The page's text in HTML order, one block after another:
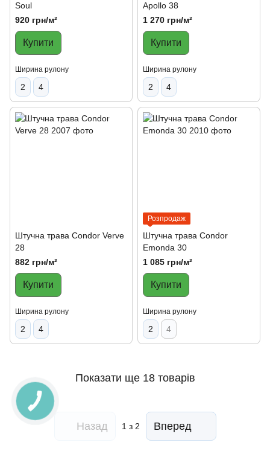
Soul
920 грн/м²
Купити
Ширина рулону
2 4
Apollo 38
1 270 грн/м²
Купити
Ширина рулону
2 4
Штучна трава Condor Verve
28
882 грн/м²
Купити
Ширина рулону
2 4
Розпродаж
Штучна трава Condor
Emonda 30
1 085 грн/м²
Купити
Ширина рулону
2 4
Показати ще 18 товарів
Назад 1 з 2 Вперед